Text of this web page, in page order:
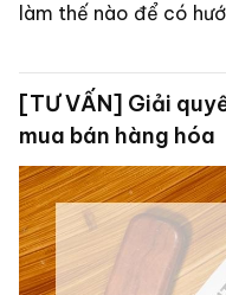
làm thế nào để có
[TƯ VẤN] Giải
mua bán hàng hóa